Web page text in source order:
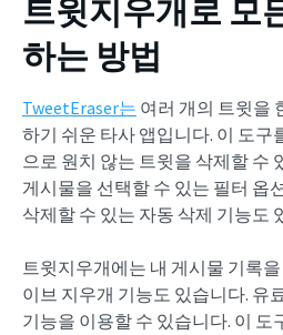
트윗지우개로 모
하는 방법
TweetEraser는 여러 개의 트윗을
하기 쉬운 타사 앱입니다. 이 도구
으로 원치 않는 트윗을 삭제할 수
게시물을 선택할 수 있는 필터 옵
삭제할 수 있는 자동 삭제 기능도
트윗지우개에는 내 게시물 기록
이브 지우개 기능도 있습니다. 유
기능을 이용할 수 있습니다. 이 도